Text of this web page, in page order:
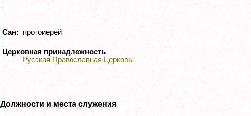
Сан: протоиерей
Церковная принадлежность
Русская Православная Церковь
Должности и места служения